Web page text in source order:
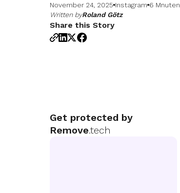
November 24, 2025 Instagram 6 Mnuten
Written byRoland Götz
Share this Story
Get protected by
Remove.tech